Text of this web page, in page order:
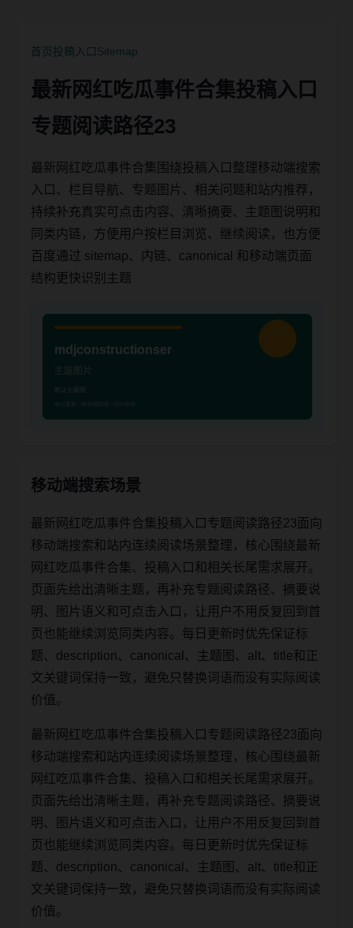
首页投稿入口Sitemap
最新网红吃瓜事件合集投稿入口
专题阅读路径23
最新网红吃瓜事件合集围绕投稿入口整理移动端搜索
入口、栏目导航、专题图片、相关问题和站内推荐，
持续补充真实可点击内容、清晰摘要、主题图说明和
同类内链，方便用户按栏目浏览、继续阅读，也方便
百度通过 sitemap、内链、canonical 和移动端页面
结构更快识别主题
移动端搜索场景
最新网红吃瓜事件合集投稿入口专题阅读路径23面向
移动端搜索和站内连续阅读场景整理，核心围绕最新
网红吃瓜事件合集、投稿入口和相关长尾需求展开。
页面先给出清晰主题，再补充专题阅读路径、摘要说
明、图片语义和可点击入口，让用户不用反复回到首
页也能继续浏览同类内容。每日更新时优先保证标
题、description、canonical、主题图、alt、title和正
文关键词保持一致，避免只替换词语而没有实际阅读
价值。
最新网红吃瓜事件合集投稿入口专题阅读路径23面向
移动端搜索和站内连续阅读场景整理，核心围绕最新
网红吃瓜事件合集、投稿入口和相关长尾需求展开。
页面先给出清晰主题，再补充专题阅读路径、摘要说
明、图片语义和可点击入口，让用户不用反复回到首
页也能继续浏览同类内容。每日更新时优先保证标
题、description、canonical、主题图、alt、title和正
文关键词保持一致，避免只替换词语而没有实际阅读
价值。